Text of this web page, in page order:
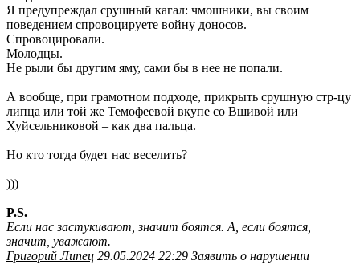
Я предупреждал срушный кагал: чмошники, вы своим
поведением спровоцируете войну доносов.
Спровоцировали.
Молодцы.
Не рыли бы другим яму, сами бы в нее не попали.
А вообще, при грамотном подходе, прикрыть срушную стр-цу
липца или той же Темофеевой вкупе со Вшивой или
Хуйсельниковой – как два пальца.
Но кто тогда будет нас веселить?
)))
P.S.
Если нас застукивают, значит боятся. А, если боятся,
значит, уважают.
Григорий Липец 29.05.2024 22:29 Заявить о нарушении